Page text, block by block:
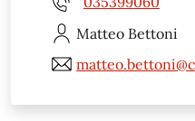
Matteo Bettoni